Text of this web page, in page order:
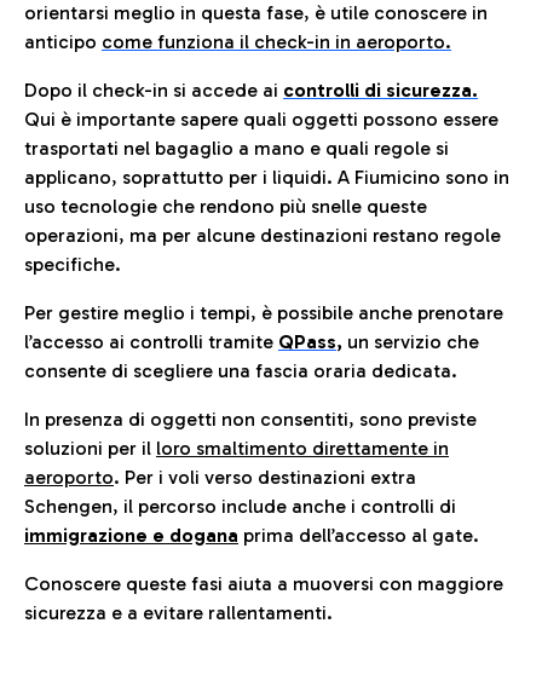
orientarsi meglio in questa fase, è utile conoscere in
anticipo come funziona il check-in in aeroporto.
Dopo il check-in si accede ai controlli di sicurezza.
Qui è importante sapere quali oggetti possono essere
trasportati nel bagaglio a mano e quali regole si
applicano, soprattutto per i liquidi. A Fiumicino sono in
uso tecnologie che rendono più snelle queste
operazioni, ma per alcune destinazioni restano regole
specifiche.
Per gestire meglio i tempi, è possibile anche prenotare
l’accesso ai controlli tramite QPass, un servizio che
consente di scegliere una fascia oraria dedicata.
In presenza di oggetti non consentiti, sono previste
soluzioni per il loro smaltimento direttamente in
aeroporto. Per i voli verso destinazioni extra
Schengen, il percorso include anche i controlli di
immigrazione e dogana prima dell’accesso al gate.
Conoscere queste fasi aiuta a muoversi con maggiore
sicurezza e a evitare rallentamenti.